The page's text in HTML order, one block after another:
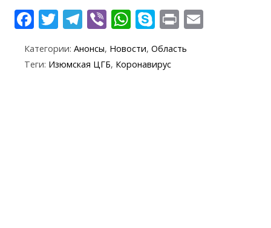
F
e
T
itt
T
e
gr
Vi
er
W
at
S
k
y
p
Pr
t
Категории: Анонсы, Новости, Область
Теги: Изюмская ЦГБ, Коронавирус